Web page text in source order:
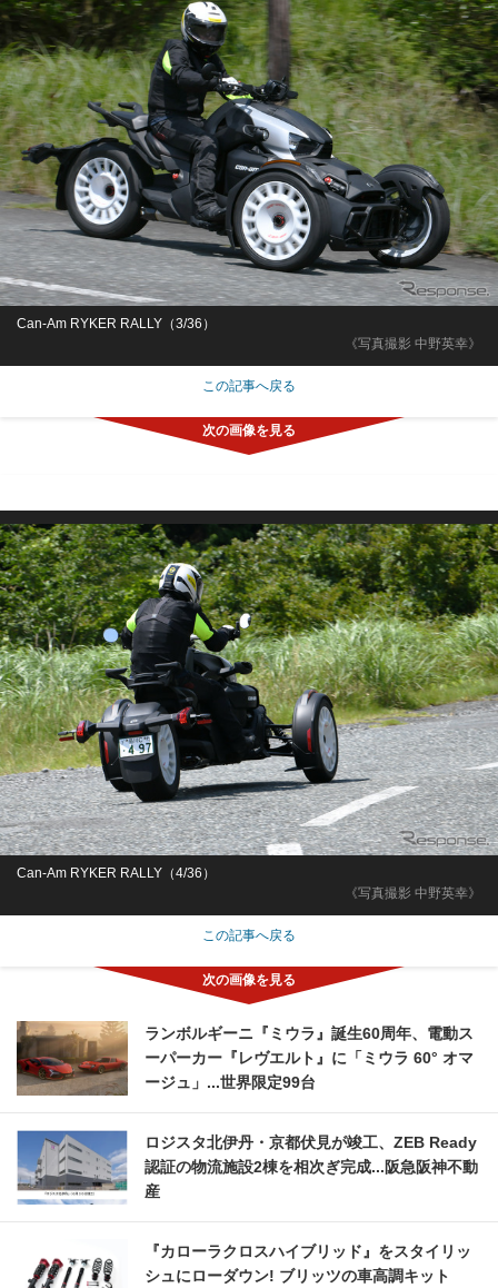
《写真撮影 中野英幸》
Can-Am RYKER RALLY（3/36）
この記事へ戻る
《写真撮影 中野英幸》
Can-Am RYKER RALLY（4/36）
この記事へ戻る
ランボルギーニ『ミウラ』誕生60周年、電動ス
ーパーカー『レヴエルト』に「ミウラ 60° オマ
ージュ」...世界限定99台
ロジスタ北伊丹・京都伏見が竣工、ZEB Ready
認証の物流施設2棟を相次ぎ完成...阪急阪神不動
産
『カローラクロスハイブリッド』をスタイリッ
シュにローダウン! ブリッツの車高調キット